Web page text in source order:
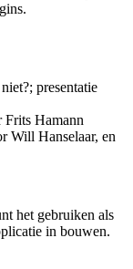
presentatie
Frits Hamann
Will Hanselaar, en
het gebruiken als
in bouwen.